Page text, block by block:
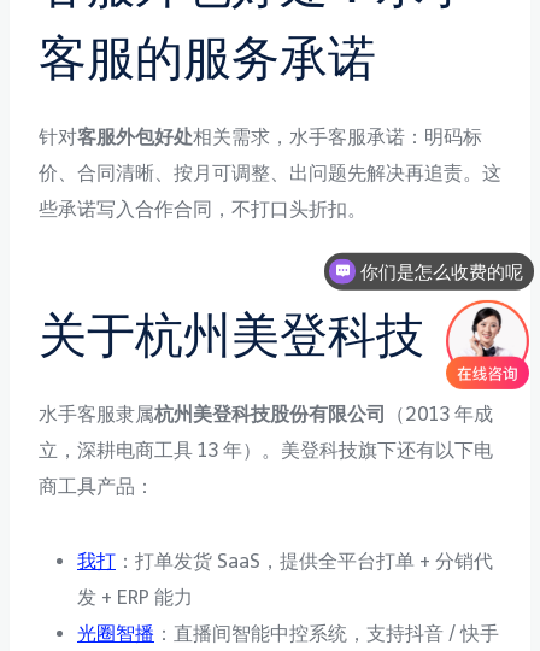
客服的服务承诺
针对客服外包好处相关需求，水手客服承诺：明码标
价、合同清晰、按月可调整、出问题先解决再追责。这
些承诺写入合作合同，不打口头折扣。
关于杭州美登科技
水手客服隶属杭州美登科技股份有限公司
（2013 年成
立，深耕电商工具 13 年）。美登科技旗下还有以下电
商工具产品：
我打 ：打单发货 SaaS，提供全平台打单 + 分销代
发 + ERP 能力
光圈智播 ：直播间智能中控系统，支持抖音 / 快手
你们是怎么收费的呢